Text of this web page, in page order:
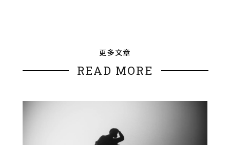
更多文章
READ MORE